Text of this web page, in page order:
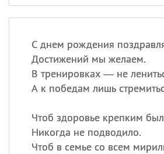
С днем рождения
Достижений мы желаем.
В тренировках — не
А к победам лишь
Чтоб здоровье крепким
Никогда не подводило.
Чтоб в семье со всем